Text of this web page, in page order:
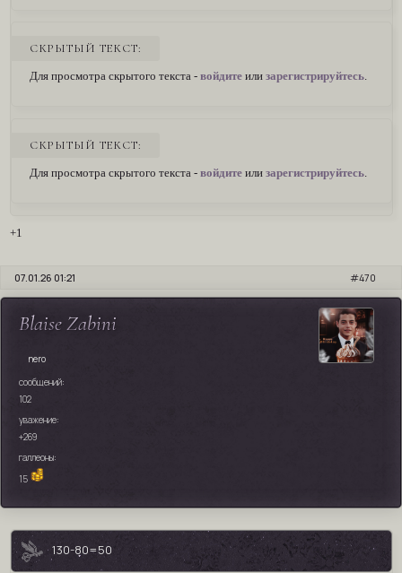
СКРЫТЫЙ ТЕКСТ:
Для просмотра скрытого текста - войдите или зарегистрируйтесь.
СКРЫТЫЙ ТЕКСТ:
Для просмотра скрытого текста - войдите или зарегистрируйтесь.
+1
470
07.01.26 01:21
Blaise Zabini
nero
сообщений:
102
уважение:
+269
галлеоны:
15
130-80=50